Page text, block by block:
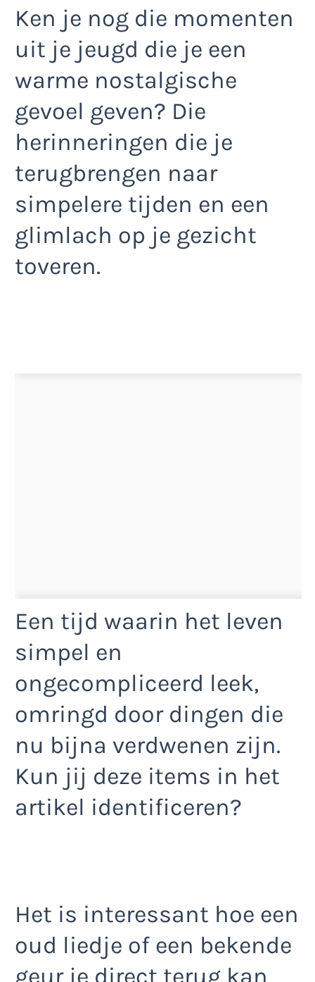
Ken je nog die momenten
uit je jeugd die je een
warme nostalgische
gevoel geven? Die
herinneringen die je
terugbrengen naar
simpelere tijden en een
glimlach op je gezicht
toveren.
Een tijd waarin het leven
simpel en
ongecompliceerd leek,
omringd door dingen die
nu bijna verdwenen zijn.
Kun jij deze items in het
artikel identificeren?
Het is interessant hoe een
oud liedje of een bekende
geur je direct terug kan